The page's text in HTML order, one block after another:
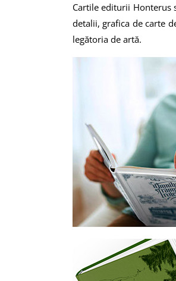
Cartile editurii Honterus
detalii, grafica de carte
legătoria de artă.